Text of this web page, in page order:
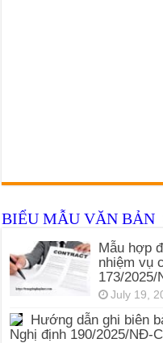
BIỂU MẪU VĂN BẢN
Mẫu hợp
nhiệm vụ
173/2025/
July 19,
Hướng dẫn ghi biên
Nghị định 190/2025/NĐ-